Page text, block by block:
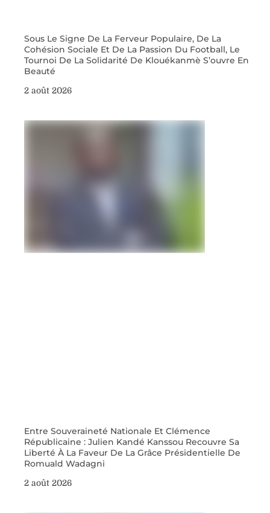
Sous Le Signe De La Ferveur Populaire, De La
Cohésion Sociale Et De La Passion Du Football, Le
Tournoi De La Solidarité De Klouékanmè S’ouvre En
Beauté
2 août 2026
Entre Souveraineté Nationale Et Clémence
Républicaine : Julien Kandé Kanssou Recouvre Sa
Liberté À La Faveur De La Grâce Présidentielle De
Romuald Wadagni
2 août 2026